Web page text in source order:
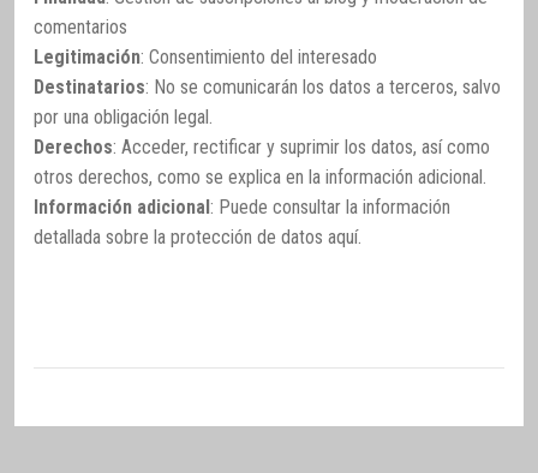
comentarios
Legitimación: Consentimiento del interesado
Destinatarios: No se comunicarán los datos a terceros, salvo
por una obligación legal.
Derechos: Acceder, rectificar y suprimir los datos, así como
otros derechos, como se explica en la información adicional.
Información adicional : Puede consultar la información
detallada sobre la protección de datos aquí.